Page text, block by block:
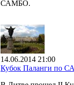
САМБО.
14.06.2014 21:00
Кубок Паланги по